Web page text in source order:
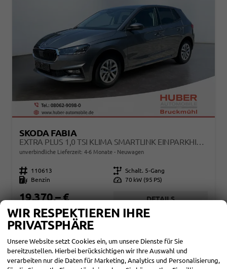
SKODA FABIA
EXTRA PLUS 1,0 TSI KLIMA SMARTLINK EINPARKHILFE 5J GARANTIE LED ALU FELGEN KAMERA SITZHEIZUNG BLUETOOTH
unverbindliche Lieferzeit: 4-6 Monate Neuwagen
Fahrzeugnr. 110613 Getriebe Schalt. 5-Gang
Kraftstoff
Benzin Leistung 70 kW (95 PS)
19.370,– € DETAILS
Verbrauch kombiniert:5,00 l/100km
CO2-Klasse: C
WIR RESPEKTIEREN IHRE
PRIVATSPHÄRE
Unsere Website setzt Cookies ein, um unsere Dienste für Sie
bereitzustellen. Hierbei berücksichtigen wir Ihre Auswahl und
verarbeiten nur die Daten für Marketing, Analytics und Personalisierung,